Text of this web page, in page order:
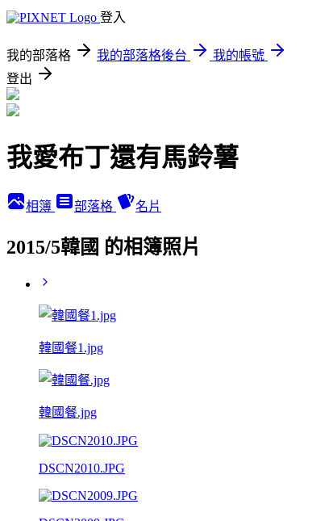
登入
我的部落格 我的部落格後台
我的帳號
登出
我愛布丁還有馬鈴薯
相簿 部落格 名片
2015/5韓國 的相簿照片
韓國餐1.jpg
韓國餐.jpg
DSCN2010.JPG